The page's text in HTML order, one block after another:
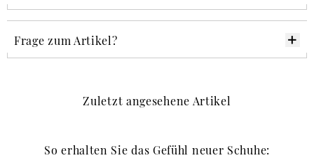
Frage zum Artikel?
Zuletzt angesehene Artikel
So erhalten Sie das Gefühl neuer Schuhe: